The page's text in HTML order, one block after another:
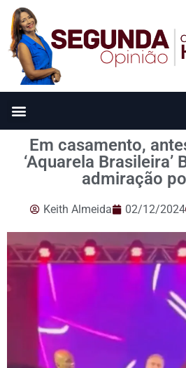
Em casamento,
‘Aquarela Brasileira’
admiração
Keith Almeida 02/12/2024